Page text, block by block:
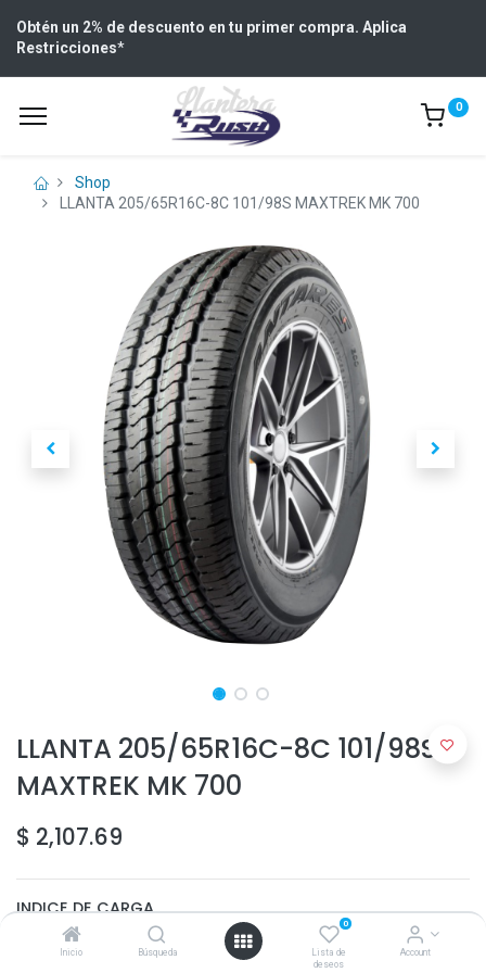
Inicio Búsqueda
0
Lista de
deseos
Account
Obtén un 2% de descuento en tu primer compra. Aplica
Restricciones*
0
Shop
LLANTA 205/65R16C-8C 101/98S MAXTREK MK 700
LLANTA 205/65R16C-8C 101/98S
MAXTREK MK 700
$ 2,107.69
INDICE DE CARGA